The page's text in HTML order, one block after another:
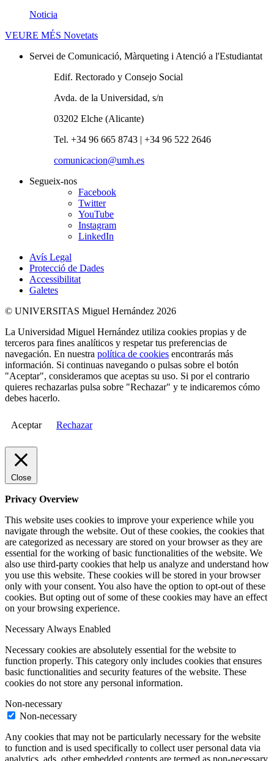
Noticia
VEURE MÉS Novetats
Servei de Comunicació, Màrqueting i Atenció a l'Estudiantat
Edif. Rectorado y Consejo Social
Avda. de la Universidad, s/n
03202 Elche (Alicante)
Tel. +34 96 665 8743 | +34 96 522 2646
comunicacion@umh.es
Segueix-nos
Facebook
Twitter
YouTube
Instagram
LinkedIn
Avís Legal
Protecció de Dades
Accessibilitat
Galetes
© UNIVERSITAS Miguel Hernández 2026
La Universidad Miguel Hernández utiliza cookies propias y de
terceros para fines analíticos y respetar tus preferencias de
navegación. En nuestra política de cookies encontrarás más
información. Si continuas navegando o pulsas sobre el botón
"Aceptar", consideramos que aceptas su uso. Si por el contrario
quieres rechazarlas pulsa sobre "Rechazar" y te indicaremos cómo
debes hacerlo.
Aceptar Rechazar
Close
Privacy Overview
This website uses cookies to improve your experience while you
navigate through the website. Out of these cookies, the cookies that
are categorized as necessary are stored on your browser as they are
essential for the working of basic functionalities of the website. We
also use third-party cookies that help us analyze and understand how
you use this website. These cookies will be stored in your browser
only with your consent. You also have the option to opt-out of these
cookies. But opting out of some of these cookies may have an effect
on your browsing experience.
NecessaryAlways Enabled
Necessary cookies are absolutely essential for the website to
function properly. This category only includes cookies that ensures
basic functionalities and security features of the website. These
cookies do not store any personal information.
Non-necessary
Non-necessary
Any cookies that may not be particularly necessary for the website
to function and is used specifically to collect user personal data via